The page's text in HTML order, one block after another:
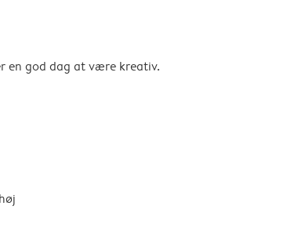
en god dag at være kreativ.